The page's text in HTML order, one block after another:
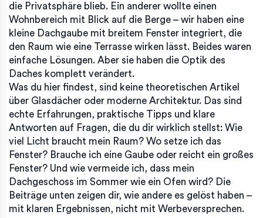
die Privatsphäre blieb. Ein anderer wollte einen
Wohnbereich mit Blick auf die Berge – wir haben eine
kleine Dachgaube mit breitem Fenster integriert, die
den Raum wie eine Terrasse wirken lässt. Beides waren
einfache Lösungen. Aber sie haben die Optik des
Daches komplett verändert.
Was du hier findest, sind keine theoretischen Artikel
über Glasdächer oder moderne Architektur. Das sind
echte Erfahrungen, praktische Tipps und klare
Antworten auf Fragen, die du dir wirklich stellst: Wie
viel Licht braucht mein Raum? Wo setze ich das
Fenster? Brauche ich eine Gaube oder reicht ein großes
Fenster? Und wie vermeide ich, dass mein
Dachgeschoss im Sommer wie ein Ofen wird? Die
Beiträge unten zeigen dir, wie andere es gelöst haben –
mit klaren Ergebnissen, nicht mit Werbeversprechen.